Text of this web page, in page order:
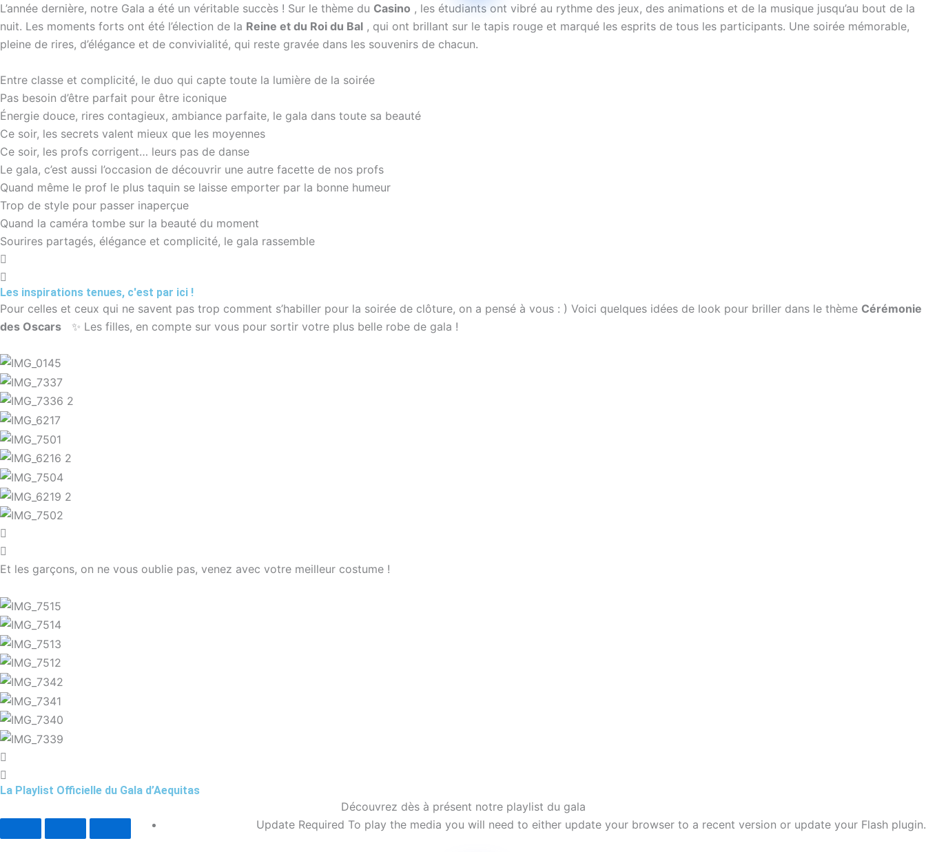
L’année dernière, notre Gala a été un véritable succès ! Sur le thème du Casino , les étudiants ont vibré au rythme des jeux, des animations et de la musique jusqu’au bout de la
nuit. Les moments forts ont été l’élection de la Reine et du Roi du Bal , qui ont brillant sur le tapis rouge et marqué les esprits de tous les participants. Une soirée mémorable,
pleine de rires, d’élégance et de convivialité, qui reste gravée dans les souvenirs de chacun.
Entre classe et complicité, le duo qui capte toute la lumière de la soirée
Pas besoin d’être parfait pour être iconique
Énergie douce, rires contagieux, ambiance parfaite, le gala dans toute sa beauté
Ce soir, les secrets valent mieux que les moyennes
Ce soir, les profs corrigent… leurs pas de danse
Le gala, c’est aussi l’occasion de découvrir une autre facette de nos profs
Quand même le prof le plus taquin se laisse emporter par la bonne humeur
Trop de style pour passer inaperçue
Quand la caméra tombe sur la beauté du moment
Sourires partagés, élégance et complicité, le gala rassemble
Les inspirations tenues, c'est par ici !
Pour celles et ceux qui ne savent pas trop comment s’habiller pour la soirée de clôture, on a pensé à vous : ) Voici quelques idées de look pour briller dans le thème Cérémonie
des Oscars ✨ Les filles, en compte sur vous pour sortir votre plus belle robe de gala !
Et les garçons, on ne vous oublie pas, venez avec votre meilleur costume !
La Playlist Officielle du Gala d’Aequitas
Découvrez dès à présent notre playlist du gala
Update Required To play the media you will need to either update your browser to a recent version or update your Flash plugin.